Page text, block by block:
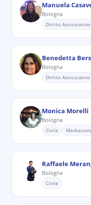
Manuela
Bologna
Diritto Assicurativo
Benedetta
Bologna
Diritto Assicurativo
Monica Morelli
Bologna
Civile
Raffaele
Bologna
Civile